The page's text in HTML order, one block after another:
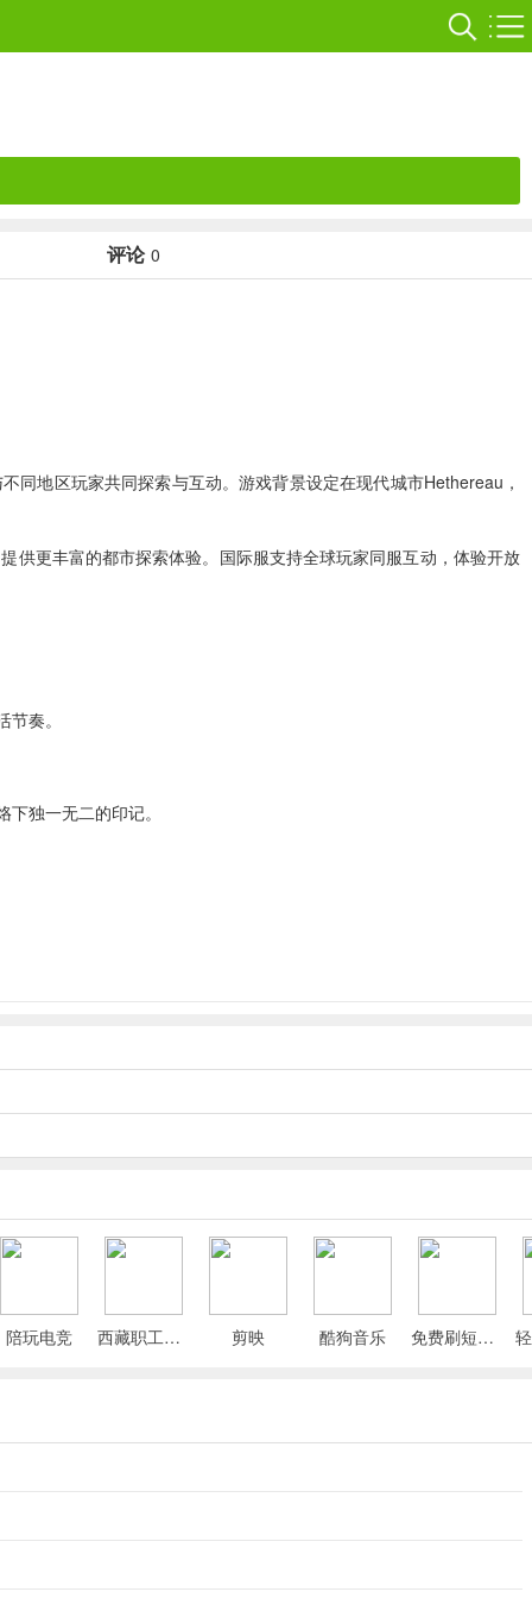
评论 0
同地区玩家共同探索与互动。游戏背景设定在现代城市Hethereau，
供更丰富的都市探索体验。国际服支持全球玩家同服互动，体验开放
奏。
独一无二的印记。
速度产生实质性的影响。
即被替换。在30级之前刷神器完全是在浪费你的像素（NTE中的耐
陪玩电竞 西藏职工App 剪映 酷狗音乐 免费刷短剧漫剧